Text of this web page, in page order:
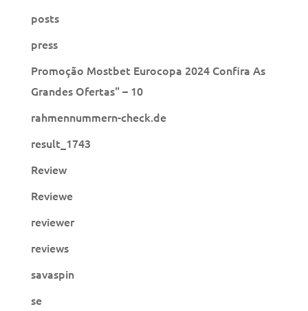
posts
press
Promoção Mostbet Eurocopa 2024 Confira As
Grandes Ofertas" – 10
rahmennummern-check.de
result_1743
Review
Reviewe
reviewer
reviews
savaspin
se